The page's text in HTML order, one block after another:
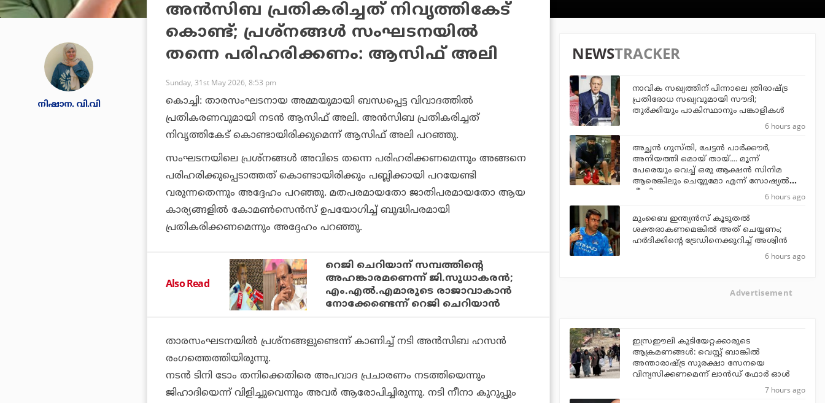
നിഷാന. വി.വി
അന്‍സിബ പ്രതികരിച്ചത് നിവൃത്തികേട്
കൊണ്ട്; പ്രശ്‌നങ്ങള്‍ സംഘടനയില്‍
തന്നെ പരിഹരിക്കണം: ആസിഫ് അലി
Sunday, 31st May 2026, 8:53 pm
കൊച്ചി: താരസംഘടനായ അമ്മയുമായി ബന്ധപ്പെട്ട വിവാദത്തില്‍
പ്രതികരണവുമായി നടന്‍ ആസിഫ് അലി. അന്‍സിബ പ്രതികരിച്ചത്
നിവൃത്തികേട് കൊണ്ടായിരിക്കുമെന്ന് ആസിഫ് അലി പറഞ്ഞു.
സംഘടനയിലെ പ്രശ്‌നങ്ങള്‍ അവിടെ തന്നെ പരിഹരിക്കണമെന്നും അങ്ങനെ
പരിഹരിക്കുപ്പെടാത്തത് കൊണ്ടായിരിക്കും പബ്ലിക്കായി പറയേണ്ടി
വരുന്നതെന്നും അദ്ദേഹം പറഞ്ഞു. മതപരമായതോ ജാതിപരമായതോ ആയ
കാര്യങ്ങളില്‍ കോമണ്‍സെന്‍സ് ഉപയോഗിച്ച് ബുദ്ധിപരമായി
പ്രതികരിക്കണമെന്നും അദ്ദേഹം പറഞ്ഞു.
Also Read
റെജി ചെറിയാന് സമ്പത്തിന്റെ
അഹങ്കാരമണെന്ന് ജി.സുധാകരന്‍;
എം.എല്‍.എമാരുടെ രാജാവാകാന്‍
നോക്കേണ്ടെന്ന് റെജി ചെറിയാന്‍
താരസംഘടനയില്‍ പ്രശ്‌നങ്ങളുണ്ടെന്ന് കാണിച്ച് നടി അന്‍സിബ ഹസന്‍
രംഗത്തെത്തിയിരുന്നു.
നടന്‍ ടിനി ടോം തനിക്കെതിരെ അപവാദ പ്രചാരണം നടത്തിയെന്നും
ജിഹാദിയെന്ന് വിളിച്ചുവെന്നും അവര്‍ ആരോപിച്ചിരുന്നു. നടി നീനാ കുറുപ്പും
NEWSTRACKER
നാവിക സഖ്യത്തിന് പിന്നാലെ ത്രിരാഷ്ട്ര
പ്രതിരോധ സഖ്യവുമായി സൗദി;
തുര്‍ക്കിയും പാകിസ്ഥാനും പങ്കാളികള്‍
6 hours ago
അച്ഛന്‍ ഗുസ്തി, ചേട്ടന്‍ പാര്‍ക്കൗര്‍,
അനിയത്തി മൊയ് തായ്.... മൂന്ന്
പേരെയും വെച്ച് ഒരു ആക്ഷന്‍ സിനിമ
ആരെങ്കിലും ചെയ്യുമോ എന്ന് സോഷ്യല്‍
മീഡിയ
6 hours ago
മുംബൈ ഇന്ത്യന്‍സ് കൂടുതല്‍
ശക്തരാകണമെങ്കില്‍ അത് ചെയ്യണം;
ഹര്‍ദിക്കിന്റെ ട്രേഡിനെക്കുറിച്ച് അശ്വിന്‍
6 hours ago
Advertisement
ഇസ്രഈലി കുടിയേറ്റക്കാരുടെ
ആക്രമണങ്ങള്‍: വെസ്റ്റ് ബാങ്കില്‍
അന്താരാഷ്ട്ര സുരക്ഷാ സേനയെ
വിന്യസിക്കണമെന്ന് ലാന്‍ഡ് ഫോര്‍ ഓള്‍
7 hours ago